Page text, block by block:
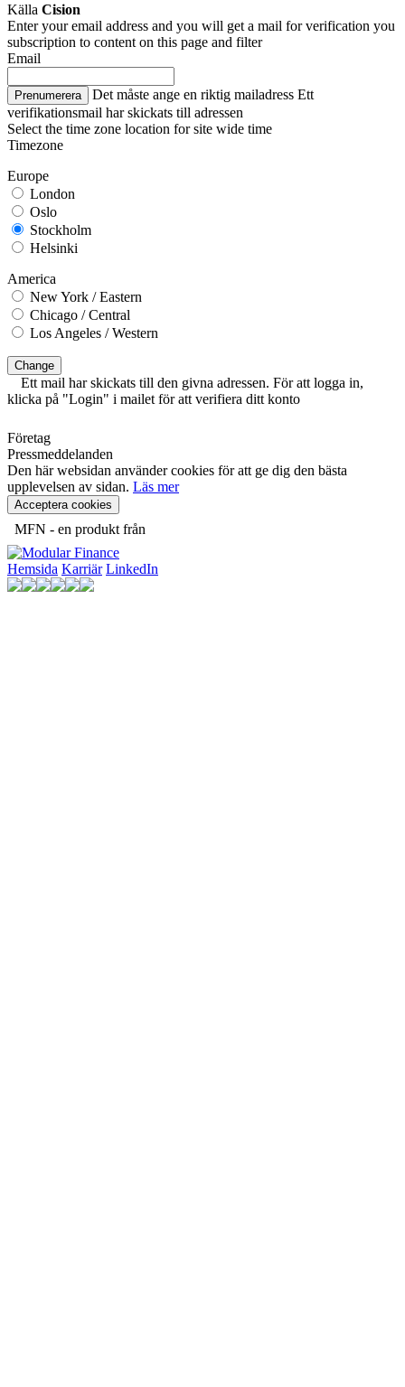
Källa Cision
Enter your email address and you will get a mail for verification you
subscription to content on this page and filter
Email
Prenumerera Det måste ange en riktig mailadress Ett
verifikationsmail har skickats till adressen
Select the time zone location for site wide time
Timezone
Europe
London
Oslo
Stockholm
Helsinki
America
New York / Eastern
Chicago / Central
Los Angeles / Western
Change
Ett mail har skickats till den givna adressen. För att logga in,
klicka på "Login" i mailet för att verifiera ditt konto
Företag
Pressmeddelanden
Den här websidan använder cookies för att ge dig den bästa
upplevelsen av sidan. Läs mer
Acceptera cookies
MFN - en produkt från
Hemsida Karriär LinkedIn